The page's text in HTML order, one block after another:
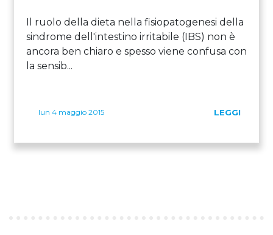
Il ruolo della dieta nella fisiopatogenesi della
sindrome dell'intestino irritabile (IBS) non è
ancora ben chiaro e spesso viene confusa con
la sensib...
lun 4 maggio 2015 LEGGI